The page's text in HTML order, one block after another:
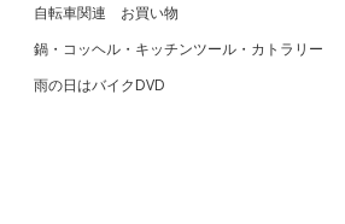
自転車関連 お買い物
鍋・コッヘル・キッチンツール・カトラリー
雨の日はバイクDVD